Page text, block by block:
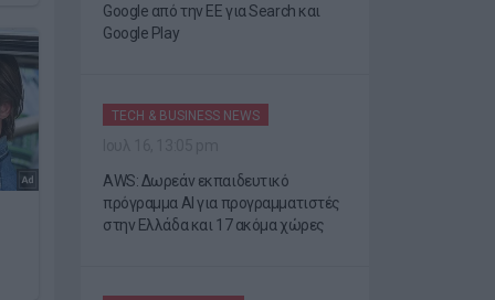
Google από την ΕΕ για Search και
Google Play
TECH & BUSINESS NEWS
AWS: Δωρεάν εκπαιδευτικό
πρόγραμμα AI για προγραμματιστές
στην Ελλάδα και 17 ακόμα χώρες